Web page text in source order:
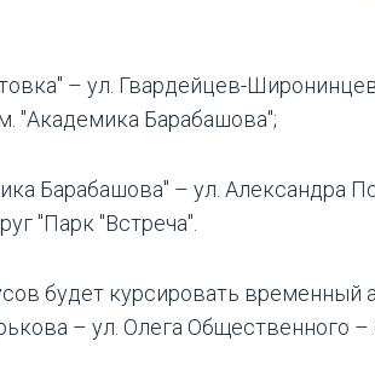
– ул. Гвардейцев-
"Академика Барабашова";
Барабашова" – ул. Александра
"Парк "Встреча".
будет курсировать временный
– ул. Олега Общественного –